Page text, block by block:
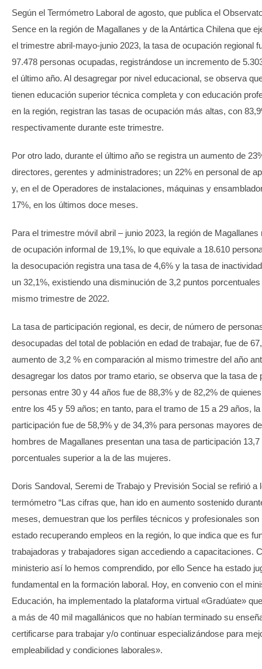
Según el Termómetro Laboral de agosto, que publica el
Sence en la región de Magallanes y de la Antártica Chilena que
el trimestre abril-mayo-junio 2023, la tasa de ocupación regional
97.478 personas ocupadas, registrándose un incremento de
el último año. Al desagregar por nivel educacional, se observa
tienen educación superior técnica completa y con educación
en la región, registran las tasas de ocupación más altas, con
respectivamente durante este trimestre.
Por otro lado, durante el último año se registra un aumento de
directores, gerentes y administradores; un 22% en personal de
y, en el de Operadores de instalaciones, máquinas y
17%, en los últimos doce meses.
Para el trimestre móvil abril – junio 2023, la región de Magallanes
de ocupación informal de 19,1%, lo que equivale a 18.610
la desocupación registra una tasa de 4,6% y la tasa de
un 32,1%, existiendo una disminución de 3,2 puntos
mismo trimestre de 2022.
La tasa de participación regional, es decir, de número de
desocupadas del total de población en edad de trabajar, fue de
aumento de 3,2 % en comparación al mismo trimestre del año
desagregar los datos por tramo etario, se observa que la tasa de
personas entre 30 y 44 años fue de 88,3% y de 82,2% de
entre los 45 y 59 años; en tanto, para el tramo de 15 a 29 años,
participación fue de 58,9% y de 34,3% para personas mayores
hombres de Magallanes presentan una tasa de participación 13,7
porcentuales superior a la de las mujeres.
Doris Sandoval, Seremi de Trabajo y Previsión Social se refirió a
termómetro “Las cifras que, han ido en aumento sostenido
meses, demuestran que los perfiles técnicos y profesionales son
estado recuperando empleos en la región, lo que indica que es
trabajadoras y trabajadores sigan accediendo a capacitaciones.
ministerio así lo hemos comprendido, por ello Sence ha estado
fundamental en la formación laboral. Hoy, en convenio con el
Educación, ha implementado la plataforma virtual «Gradúate»
a más de 40 mil magallánicos que no habían terminado su
certificarse para trabajar y/o continuar especializándose para
empleabilidad y condiciones laborales».